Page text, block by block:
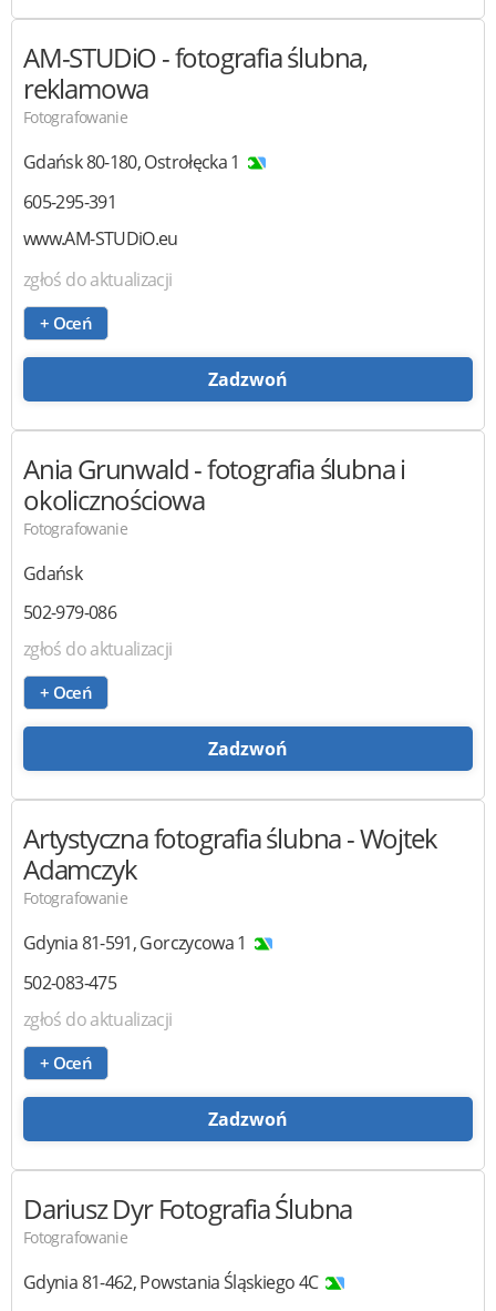
AM-STUDiO- fotografia ślubna,
reklamowa
Fotografowanie
Gdańsk80-180,Ostrołęcka 1
605-295-391
www.AM-STUDiO.eu
zgłoś do aktualizacji
+ Oceń
Zadzwoń
Ania Grunwald- fotografia ślubna i
okolicznościowa
Fotografowanie
Gdańsk
502-979-086
zgłoś do aktualizacji
+ Oceń
Zadzwoń
Artystyczna fotografia ślubna- Wojtek
Adamczyk
Fotografowanie
Gdynia81-591,Gorczycowa 1
502-083-475
zgłoś do aktualizacji
+ Oceń
Zadzwoń
Dariusz Dyr Fotografia Ślubna
Fotografowanie
Gdynia81-462,Powstania Śląskiego 4C